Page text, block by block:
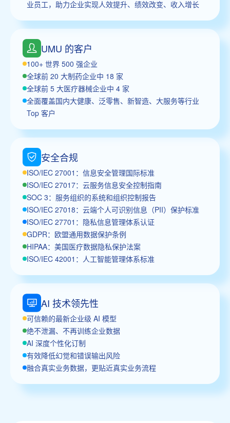
业员工，助力企业实现人效提升、绩效改变、收入增长
UMU 的客户
100+ 世界 500 强企业
全球前 20 大制药企业中 18 家
全球前 5 大医疗器械企业中 4 家
全面覆盖国内大健康、泛零售、新智造、大服务等行业
Top 客户
安全合规
ISO/IEC 27001：信息安全管理国际标准
ISO/IEC 27017：云服务信息安全控制指南
SOC 3：服务组织的系统和组织控制报告
ISO/IEC 27018：云端个人可识别信息（PII）保护标准
ISO/IEC 27701：隐私信息管理体系认证
GDPR：欧盟通用数据保护条例
HIPAA：美国医疗数据隐私保护法案
ISO/IEC 42001：人工智能管理体系标准
AI 技术领先性
可信赖的最新企业级 AI 模型
绝不泄漏、不再训练企业数据
AI 深度个性化订制
有效降低幻觉和错误输出风险
融合真实业务数据，更贴近真实业务流程